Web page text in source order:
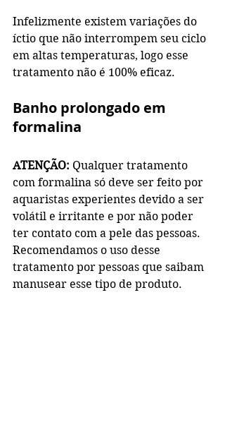
Infelizmente existem variações do
íctio que não interrompem seu ciclo
em altas temperaturas, logo esse
tratamento não é 100% eficaz.
Banho prolongado em
formalina
ATENÇÃO: Qualquer tratamento
com formalina só deve ser feito por
aquaristas experientes devido a ser
volátil e irritante e por não poder
ter contato com a pele das pessoas.
Recomendamos o uso desse
tratamento por pessoas que saibam
manusear esse tipo de produto.